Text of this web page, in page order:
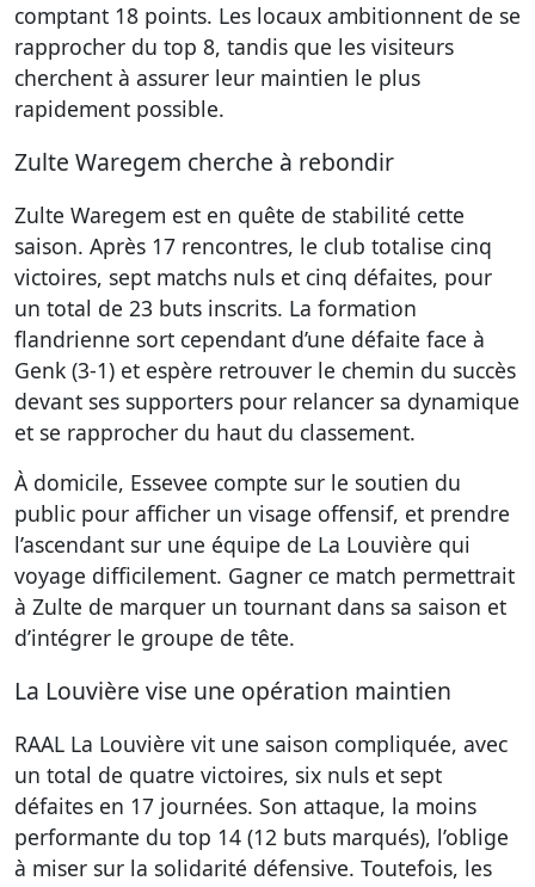
comptant 18 points. Les locaux ambitionnent de se
rapprocher du top 8, tandis que les visiteurs
cherchent à assurer leur maintien le plus
rapidement possible.
Zulte Waregem cherche à rebondir
Zulte Waregem est en quête de stabilité cette
saison. Après 17 rencontres, le club totalise cinq
victoires, sept matchs nuls et cinq défaites, pour
un total de 23 buts inscrits. La formation
flandrienne sort cependant d’une défaite face à
Genk (3-1) et espère retrouver le chemin du succès
devant ses supporters pour relancer sa dynamique
et se rapprocher du haut du classement.
À domicile, Essevee compte sur le soutien du
public pour afficher un visage offensif, et prendre
l’ascendant sur une équipe de La Louvière qui
voyage difficilement. Gagner ce match permettrait
à Zulte de marquer un tournant dans sa saison et
d’intégrer le groupe de tête.
La Louvière vise une opération maintien
RAAL La Louvière vit une saison compliquée, avec
un total de quatre victoires, six nuls et sept
défaites en 17 journées. Son attaque, la moins
performante du top 14 (12 buts marqués), l’oblige
à miser sur la solidarité défensive. Toutefois, les